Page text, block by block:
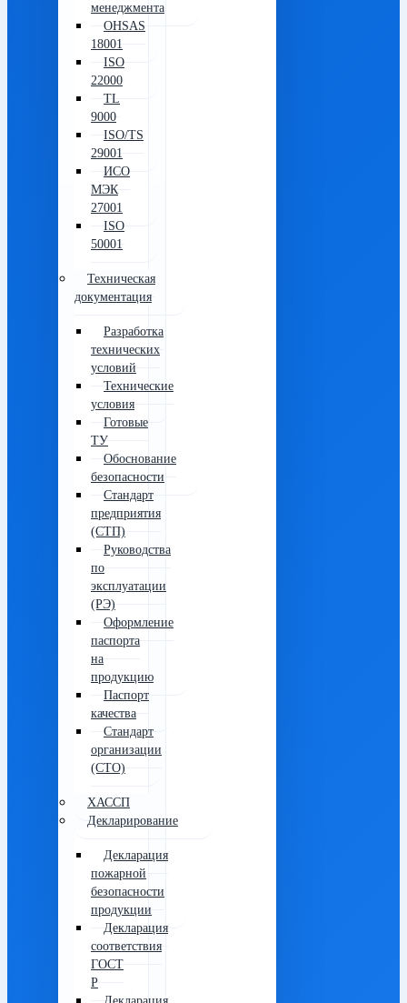
менеджмента
OHSAS
18001
ISO
22000
TL
9000
ISO/TS
29001
ИСО
МЭК
27001
ISO
50001
Техническая
документация
Разработка
технических
условий
Технические
условия
Готовые
ТУ
Обоснование
безопасности
Стандарт
предприятия
(СТП)
Руководства
по
эксплуатации
(РЭ)
Оформление
паспорта
на
продукцию
Паспорт
качества
Стандарт
организации
(СТО)
ХАССП
Декларирование
Декларация
пожарной
безопасности
продукции
Декларация
соответствия
ГОСТ
Р